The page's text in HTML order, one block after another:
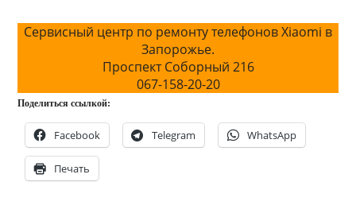
Сервисный центр по ремонту телефонов Xiaomi в
Запорожье.
Проспект Соборный 216
067-158-20-20
Поделиться ссылкой:
Facebook Telegram WhatsApp
Печать